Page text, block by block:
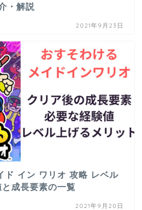
・解説
2021年9月23日
ド イン ワリオ 攻略 レベル
成長要素の一覧
2021年9月20日